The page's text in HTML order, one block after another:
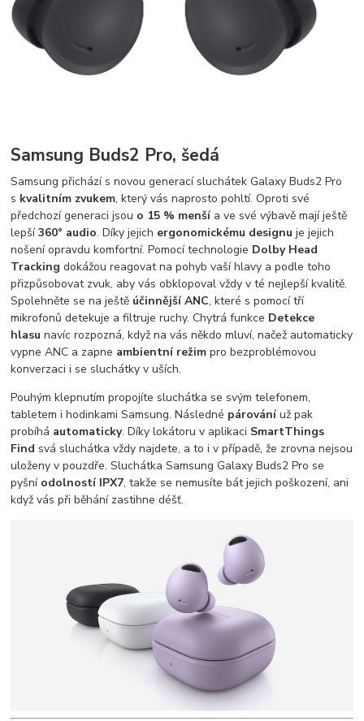
Samsung Buds2 Pro, šedá
Samsung přichází s novou generací sluchátek Galaxy Buds2 Pro
s kvalitním zvukem, který vás naprosto pohltí. Oproti své
předchozí generaci jsou o 15 % menšía ve své výbavě mají ještě
lepší360° audio. Díky jejich ergonomickému designu je jejich
nošení opravdu komfortní. Pomocí technologie Dolby Head
Tracking dokážou reagovat na pohyb vaší hlavy a podle toho
přizpůsobovat zvuk, aby vás obklopoval vždy v té nejlepší kvalitě.
Spolehněte se na ještě účinnější ANC, které s pomocí tří
mikrofonů detekuje a filtruje ruchy. Chytrá funkce Detekce
hlasu navíc rozpozná, když na vás někdo mluví, načež automaticky
vypne ANC a zapne ambientní režim pro bezproblémovou
konverzaci i se sluchátky v uších.
Pouhým klepnutím propojíte sluchátka se svým telefonem,
tabletem i hodinkami Samsung. Následné párováníuž pak
probíhá automaticky. Díky lokátoru v aplikaci SmartThings
Find svá sluchátka vždy najdete, a to i v případě, že zrovna nejsou
uloženy v pouzdře. Sluchátka Samsung Galaxy Buds2 Pro se
pyšníodolností IPX7, takže se nemusíte bát jejich poškození, ani
když vás při běhání zastihne déšť.